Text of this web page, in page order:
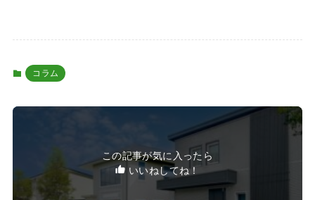
コラム
この記事が気に入ったら
いいねしてね！